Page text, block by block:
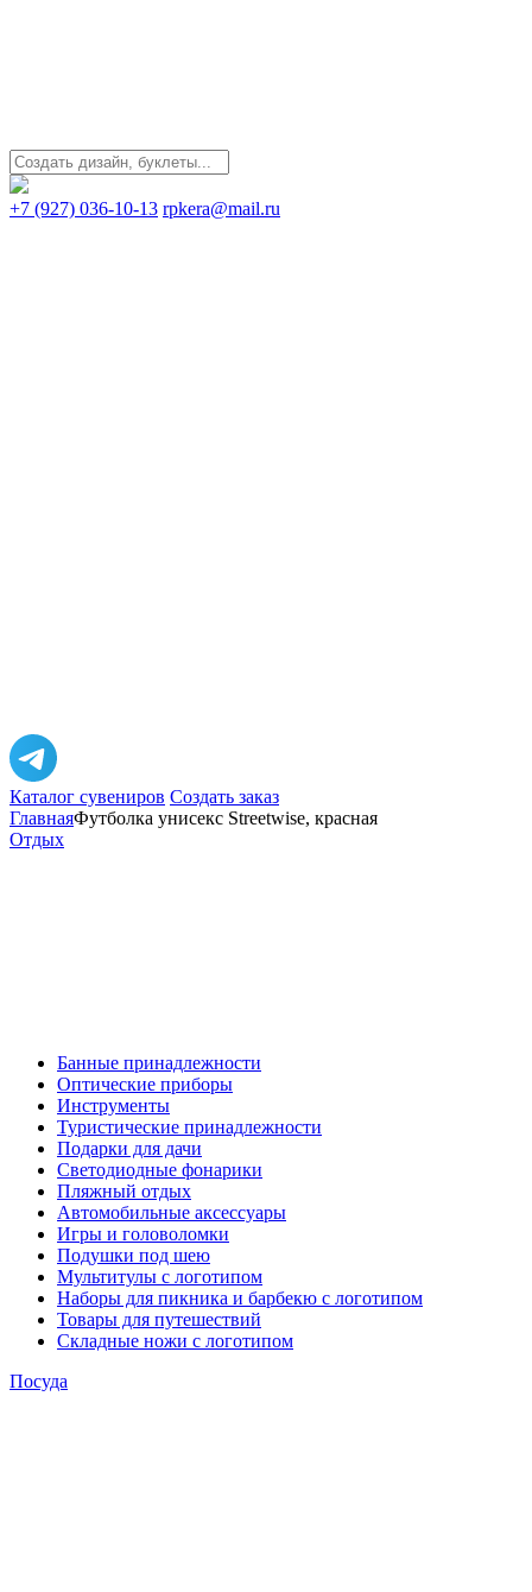
+7 (927) 036-10-13 rpkera@mail.ru
Каталог сувениров Создать заказ
ГлавнаяФутболка унисекс Streetwise, красная
Отдых
Банные принадлежности
Оптические приборы
Инструменты
Туристические принадлежности
Подарки для дачи
Светодиодные фонарики
Пляжный отдых
Автомобильные аксессуары
Игры и головоломки
Подушки под шею
Мультитулы с логотипом
Наборы для пикника и барбекю с логотипом
Товары для путешествий
Складные ножи с логотипом
Посуда